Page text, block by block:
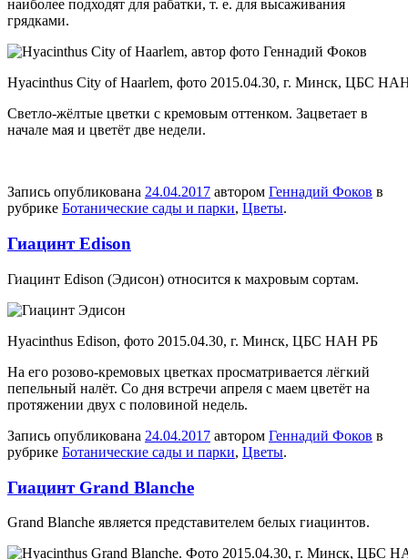
наиболее подходят для рабатки, т. е. для высаживания
грядками.
Hyacinthus City of Haarlem, фото 2015.04.30, г. Минск, ЦБС
Светло-жёлтые цветки с кремовым оттенком. Зацветает в
начале мая и цветёт две недели.
Запись опубликована 24.04.2017 автором Геннадий Фоков в
рубрике Ботанические сады и парки, Цветы.
Гиацинт Edison
Гиацинт Edison (Эдисон) относится к махровым сортам.
Hyacinthus Edison, фото 2015.04.30, г. Минск, ЦБС НАН РБ
На его розово-кремовых цветках просматривается лёгкий
пепельный налёт. Со дня встречи апреля с маем цветёт на
протяжении двух с половиной недель.
Запись опубликована 24.04.2017 автором Геннадий Фоков в
рубрике Ботанические сады и парки, Цветы.
Гиацинт Grand Blanche
Grand Blanche является представителем белых гиацинтов.